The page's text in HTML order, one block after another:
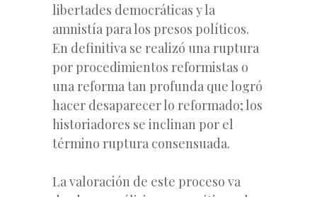
libertades democráticas y la
amnistía para los presos políticos.
En definitiva se realizó una ruptura
por procedimientos reformistas o
una reforma tan profunda que logró
hacer desaparecer lo reformado; los
historiadores se inclinan por el
término ruptura consensuada.
La valoración de este proceso va